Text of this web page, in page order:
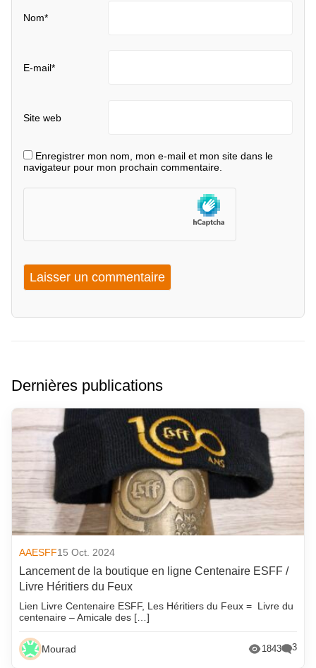
Nom*
E-mail*
Site web
Enregistrer mon nom, mon e-mail et mon site dans le
navigateur pour mon prochain commentaire.
Dernières publications
AAESFF15 Oct. 2024
Lancement de la boutique en ligne Centenaire ESFF /
Livre Héritiers du Feux
Lien Livre Centenaire ESFF, Les Héritiers du Feux = Livre du
centenaire – Amicale des […]
Mourad 1843 3